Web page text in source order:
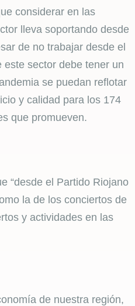
considerar en las
lleva soportando desde
de no trabajar desde el
sector debe tener un
se puedan reflotar
y calidad para los 174
que promueven.
“desde el Partido Riojano
la de los conciertos de
y actividades en las
de nuestra región,